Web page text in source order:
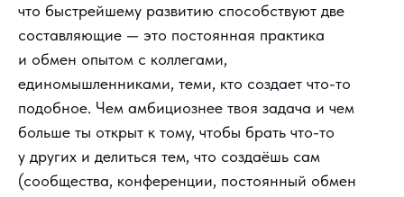
что быстрейшему развитию способствуют две
составляющие — это постоянная практика
и обмен опытом с коллегами,
единомышленниками, теми, кто создает что-то
подобное. Чем амбициознее твоя задача и чем
больше ты открыт к тому, чтобы брать что-то
у других и делиться тем, что создаёшь сам
(сообщества, конференции, постоянный обмен